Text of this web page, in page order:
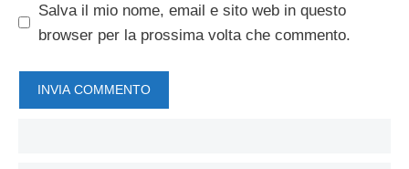
Salva il mio nome, email e sito web in questo
browser per la prossima volta che commento.